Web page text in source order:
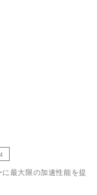
最大限の加速性能を提